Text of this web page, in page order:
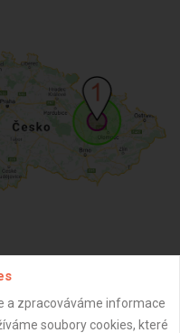
31.12.2024 20:45:05
a zpracováváme informace
soubory cookies, které